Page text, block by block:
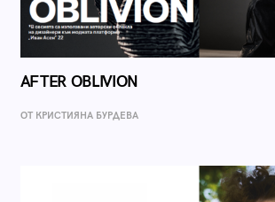
AFTER OBLIVION
ОТ КРИСТИЯНА БУРДЕВА